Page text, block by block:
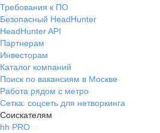
Требования к ПО
Безопасный HeadHunter
HeadHunter API
Партнерам
Инвесторам
Каталог компаний
Поиск по вакансиям в Москве
Работа рядом с метро
Сетка: соцсеть для нетворкинга
Соискателям
hh PRO